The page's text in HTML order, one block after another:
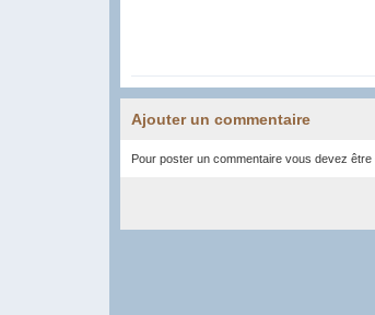
Ajouter un commentaire
Pour poster un commentaire vous devez être